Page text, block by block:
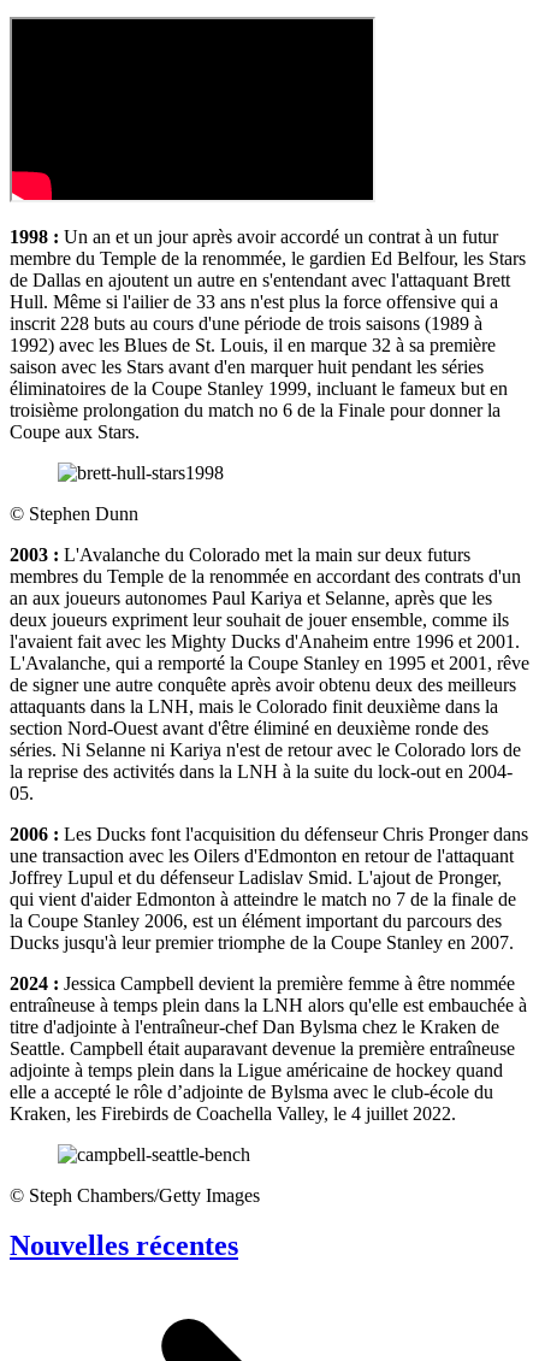
1998 : Un an et un jour après avoir accordé un contrat à un futur
membre du Temple de la renommée, le gardien Ed Belfour, les Stars
de Dallas en ajoutent un autre en s'entendant avec l'attaquant Brett
Hull. Même si l'ailier de 33 ans n'est plus la force offensive qui a
inscrit 228 buts au cours d'une période de trois saisons (1989 à
1992) avec les Blues de St. Louis, il en marque 32 à sa première
saison avec les Stars avant d'en marquer huit pendant les séries
éliminatoires de la Coupe Stanley 1999, incluant le fameux but en
troisième prolongation du match no 6 de la Finale pour donner la
Coupe aux Stars.
© Stephen Dunn
2003 : L'Avalanche du Colorado met la main sur deux futurs
membres du Temple de la renommée en accordant des contrats d'un
an aux joueurs autonomes Paul Kariya et Selanne, après que les
deux joueurs expriment leur souhait de jouer ensemble, comme ils
l'avaient fait avec les Mighty Ducks d'Anaheim entre 1996 et 2001.
L'Avalanche, qui a remporté la Coupe Stanley en 1995 et 2001, rêve
de signer une autre conquête après avoir obtenu deux des meilleurs
attaquants dans la LNH, mais le Colorado finit deuxième dans la
section Nord-Ouest avant d'être éliminé en deuxième ronde des
séries. Ni Selanne ni Kariya n'est de retour avec le Colorado lors de
la reprise des activités dans la LNH à la suite du lock-out en 2004-
05.
2006 : Les Ducks font l'acquisition du défenseur Chris Pronger dans
une transaction avec les Oilers d'Edmonton en retour de l'attaquant
Joffrey Lupul et du défenseur Ladislav Smid. L'ajout de Pronger,
qui vient d'aider Edmonton à atteindre le match no 7 de la finale de
la Coupe Stanley 2006, est un élément important du parcours des
Ducks jusqu'à leur premier triomphe de la Coupe Stanley en 2007.
2024 : Jessica Campbell devient la première femme à être nommée
entraîneuse à temps plein dans la LNH alors qu'elle est embauchée à
titre d'adjointe à l'entraîneur-chef Dan Bylsma chez le Kraken de
Seattle. Campbell était auparavant devenue la première entraîneuse
adjointe à temps plein dans la Ligue américaine de hockey quand
elle a accepté le rôle d’adjointe de Bylsma avec le club-école du
Kraken, les Firebirds de Coachella Valley, le 4 juillet 2022.
© Steph Chambers/Getty Images
Nouvelles récentes